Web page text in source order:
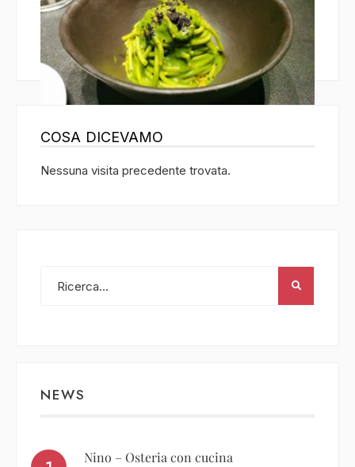
RetroVino
COSA DICEVAMO
Nessuna visita precedente trovata.
NEWS
Nino – Osteria con cucina